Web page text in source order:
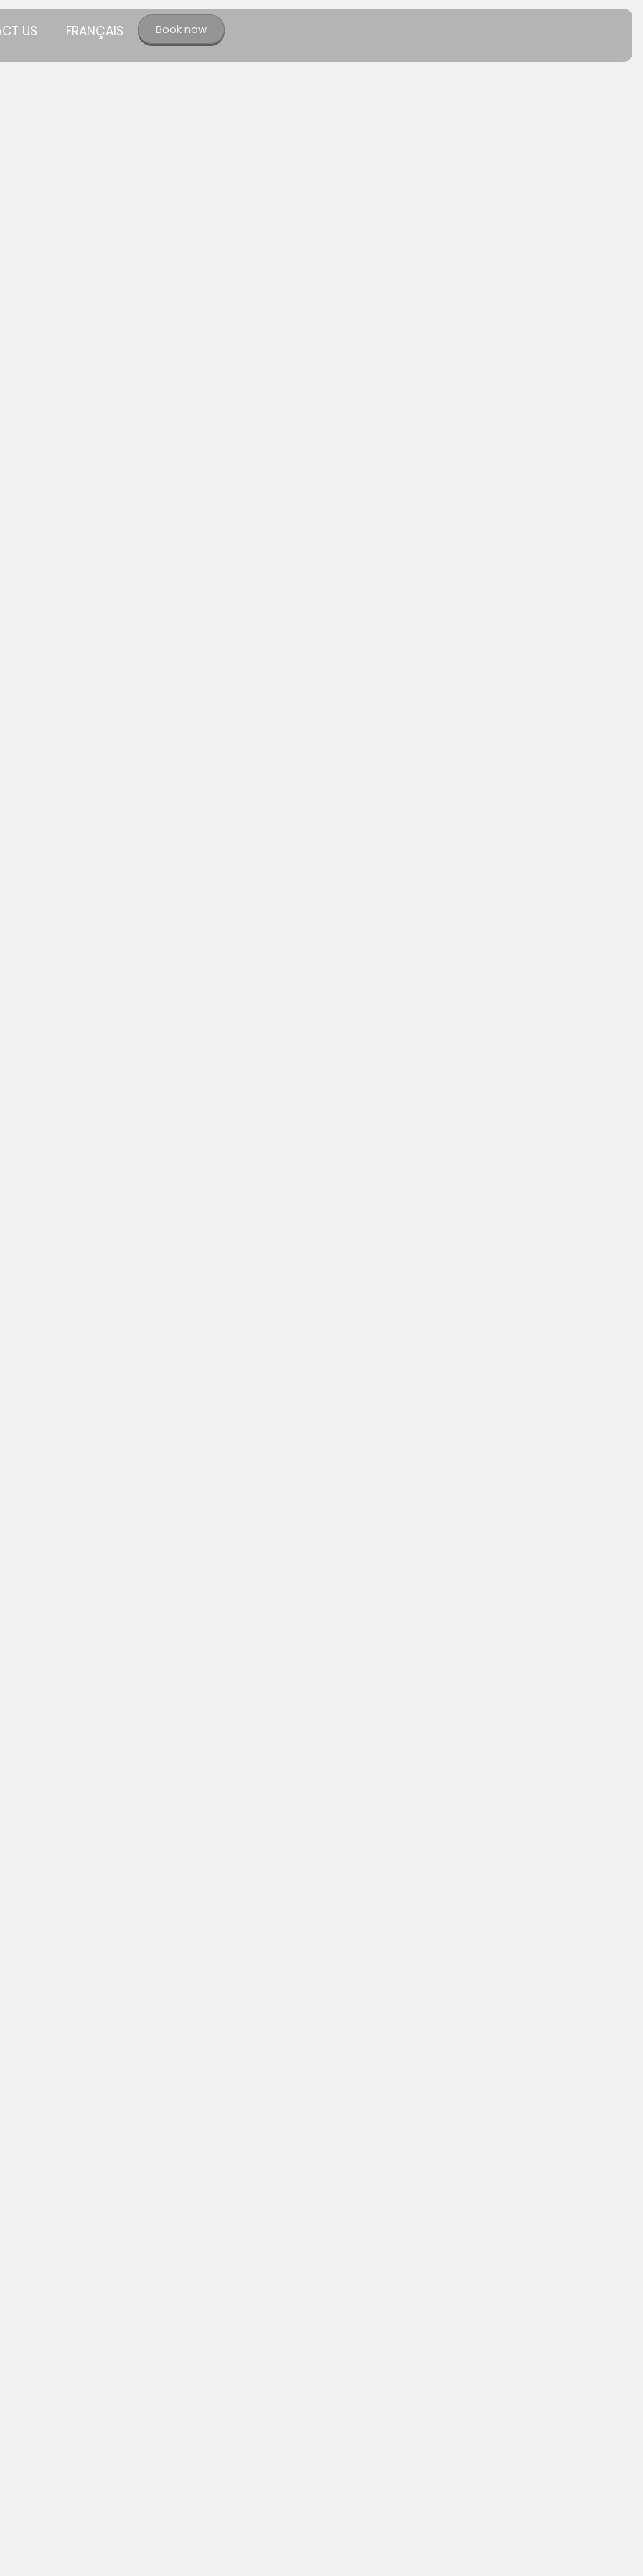
US FRANÇAIS Book now